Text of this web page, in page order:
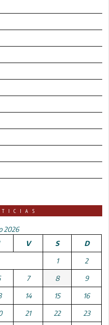
2026
V S D
1 2
7 8 9
14 15 16
21 22 23